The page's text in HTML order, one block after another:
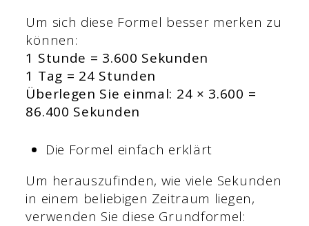
Um sich diese Formel besser merken zu
können:
1 Stunde = 3.600 Sekunden
1 Tag = 24 Stunden
Überlegen Sie einmal: 24 × 3.600 =
86.400 Sekunden
Die Formel einfach erklärt
Um herauszufinden, wie viele Sekunden
in einem beliebigen Zeitraum liegen,
verwenden Sie diese Grundformel: